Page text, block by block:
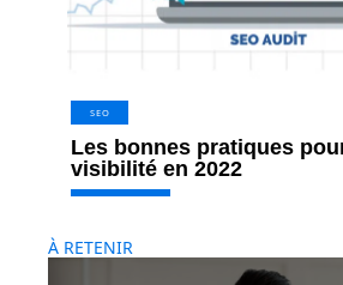
SEO
Les bonnes pratiques
visibilité en 2022
À RETENIR